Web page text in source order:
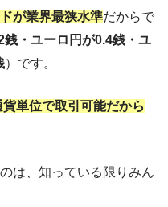
が業界最狭水準だからで
・ユーロ円が0.4銭・ユ
）です。
貨単位で取引可能だから
は、知っている限りみん